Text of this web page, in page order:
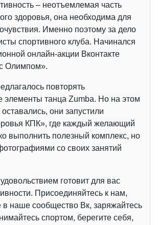
– неотъемлемая часть
здоровья, она необходима для
Именно поэтому за дело
спортивного клуба. Начинался
онлайн-акции Вконтакте
Олимпом».
повторять
элементы танца Zumba. Но на этом
они запустили
КПК», где каждый желающий
выполнить полезный комплекс, но
со своих занятий
готовит для вас
Присоединяйтесь к нам,
в наше сообщество Вк, заряжайтесь
спортом, берегите себя,